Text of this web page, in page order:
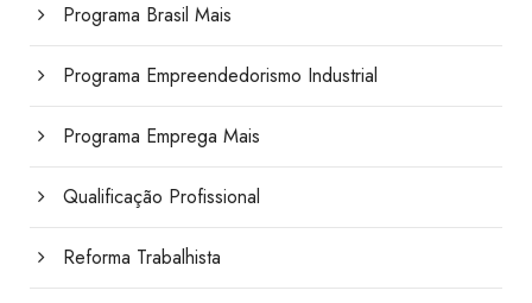
Programa Brasil Mais
Programa Empreendedorismo Industrial
Programa Emprega Mais
Qualificação Profissional
Reforma Trabalhista